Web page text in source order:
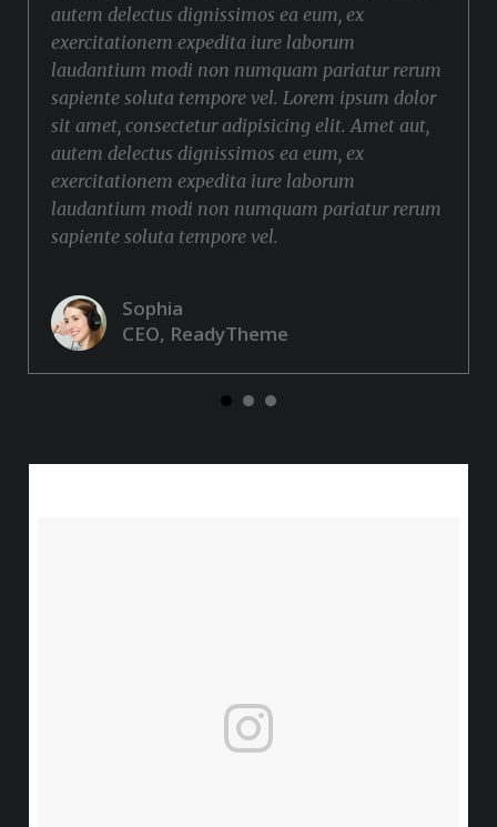
autem delectus dignissimos ea eum, ex
exercitationem expedita iure laborum
laudantium modi non numquam pariatur rerum
sapiente soluta tempore vel. Lorem ipsum dolor
sit amet, consectetur adipisicing elit. Amet aut,
autem delectus dignissimos ea eum, ex
exercitationem expedita iure laborum
laudantium modi non numquam pariatur rerum
sapiente soluta tempore vel.
Sophia
CEO, ReadyTheme